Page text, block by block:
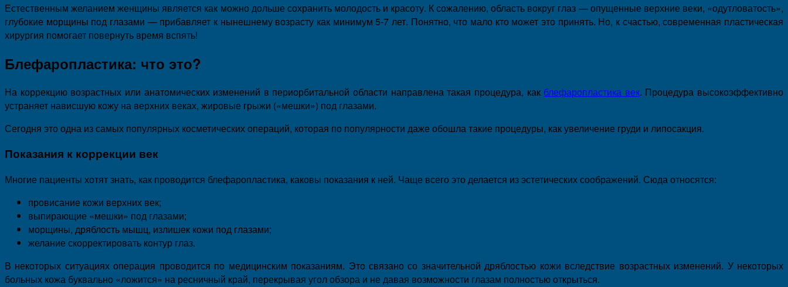
Естественным желанием женщины является как можно дольше сохранить молодость и красоту. К сожалению, область вокруг глаз — опущенные верхние веки, «одутловатость»,
глубокие морщины под глазами — прибавляет к нынешнему возрасту как минимум 5-7 лет. Понятно, что мало кто может это принять. Но, к счастью, современная пластическая
хирургия помогает повернуть время вспять!
Блефаропластика: что это?
На коррекцию возрастных или анатомических изменений в периорбитальной области направлена такая процедура, как блефаропластика век. Процедура высокоэффективно
устраняет нависшую кожу на верхних веках, жировые грыжи («мешки») под глазами.
Сегодня это одна из самых популярных косметических операций, которая по популярности даже обошла такие процедуры, как увеличение груди и липосакция.
Показания к коррекции век
Многие пациенты хотят знать, как проводится блефаропластика, каковы показания к ней. Чаще всего это делается из эстетических соображений. Сюда относятся:
провисание кожи верхних век;
выпирающие «мешки» под глазами;
морщины, дряблость мышц, излишек кожи под глазами;
желание скорректировать контур глаз.
В некоторых ситуациях операция проводится по медицинским показаниям. Это связано со значительной дряблостью кожи вследствие возрастных изменений. У некоторых
больных кожа буквально «ложится» на ресничный край, перекрывая угол обзора и не давая возможности глазам полностью открыться.